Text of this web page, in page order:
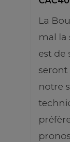
La
mal la
est de
seront
notre